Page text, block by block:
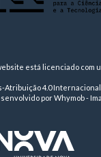
está licenciado com
Atribuição 4.0 Internacional
porWhymob -